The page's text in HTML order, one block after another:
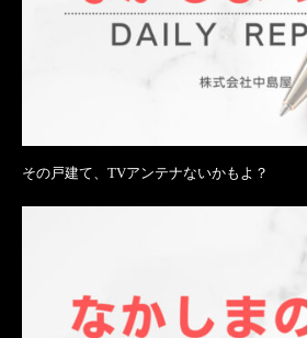
その戸建て、TVアンテナないかもよ？